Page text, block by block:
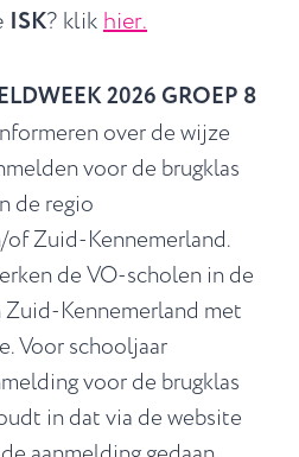
ISK? klik hier.
2026 GROEP 8
over de wijze
voor de brugklas
de regio
of Zuid-Kennemerland.
de VO-scholen in de
Zuid-Kennemerland met
Voor schooljaar
voor de brugklas
in dat via de website